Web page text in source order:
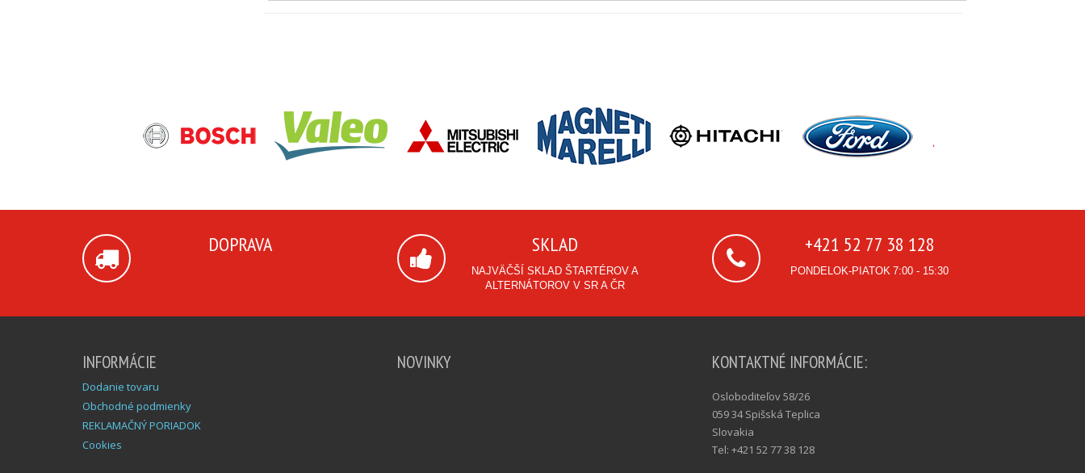
DOPRAVA SKLAD
NAJVÄČŠÍ SKLAD ŠTARTÉROV A
ALTERNÁTOROV V SR A ČR
+421 52 77 38 128
PONDELOK-PIATOK 7:00 - 15:30
INFORMÁCIE
Dodanie tovaru
Obchodné podmienky
REKLAMAČNÝ PORIADOK
Cookies
NOVINKY KONTAKTNÉ INFORMÁCIE:
Osloboditeľov 58/26
059 34 Spišská Teplica
Slovakia
Tel: +421 52 77 38 128